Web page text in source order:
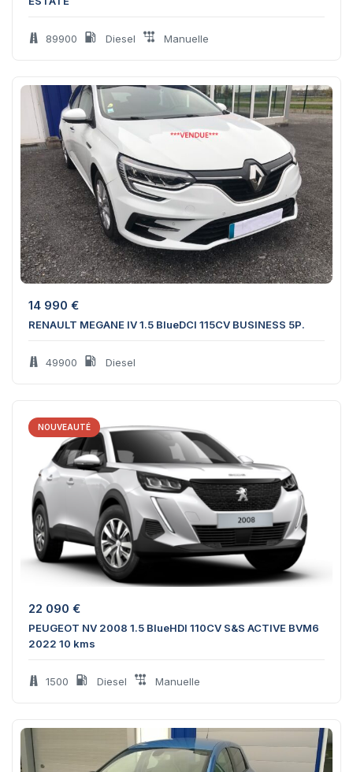
89900 Diesel Manuelle
14 990 €
RENAULT MEGANE IV 1.5 BlueDCI 115CV BUSINESS 5P.
49900 Diesel
NOUVEAUTÉ
22 090 €
PEUGEOT NV 2008 1.5 BlueHDI 110CV S&S ACTIVE BVM6
2022 10 kms
1500 Diesel Manuelle